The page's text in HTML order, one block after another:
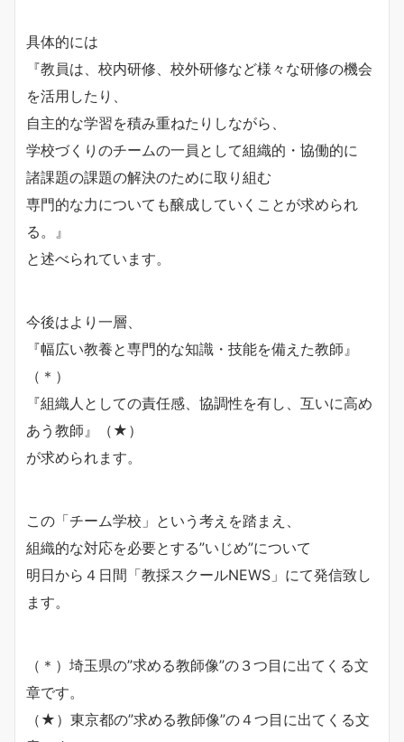
具体的には
『教員は、校内研修、校外研修など様々な研修の機会
を活用したり、
自主的な学習を積み重ねたりしながら、
学校づくりのチームの一員として組織的・協働的に
諸課題の課題の解決のために取り組む
専門的な力についても醸成していくことが求められ
る。』
と述べられています。
今後はより一層、
『幅広い教養と専門的な知識・技能を備えた教師』
（＊）
『組織人としての責任感、協調性を有し、互いに高め
あう教師』（★）
が求められます。
この「チーム学校」という考えを踏まえ、
組織的な対応を必要とする”いじめ”について
明日から４日間「教採スクールNEWS」にて発信致し
ます。
（＊）埼玉県の”求める教師像”の３つ目に出てくる文
章です。
（★）東京都の”求める教師像”の４つ目に出てくる文